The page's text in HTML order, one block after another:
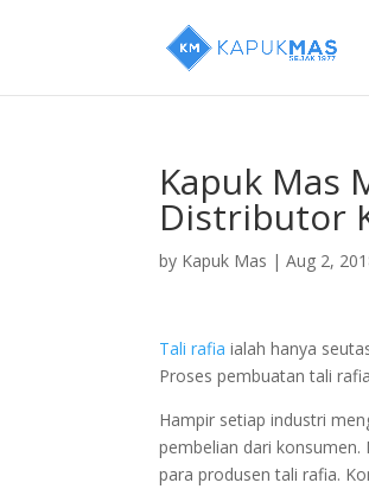
Kapuk Mas
Distributor
by Kapuk Mas |Aug 2,
Tali rafia ialah hanya
Proses pembuatan tali
Hampir setiap industri
pembelian dari
para produsen tali rafia.